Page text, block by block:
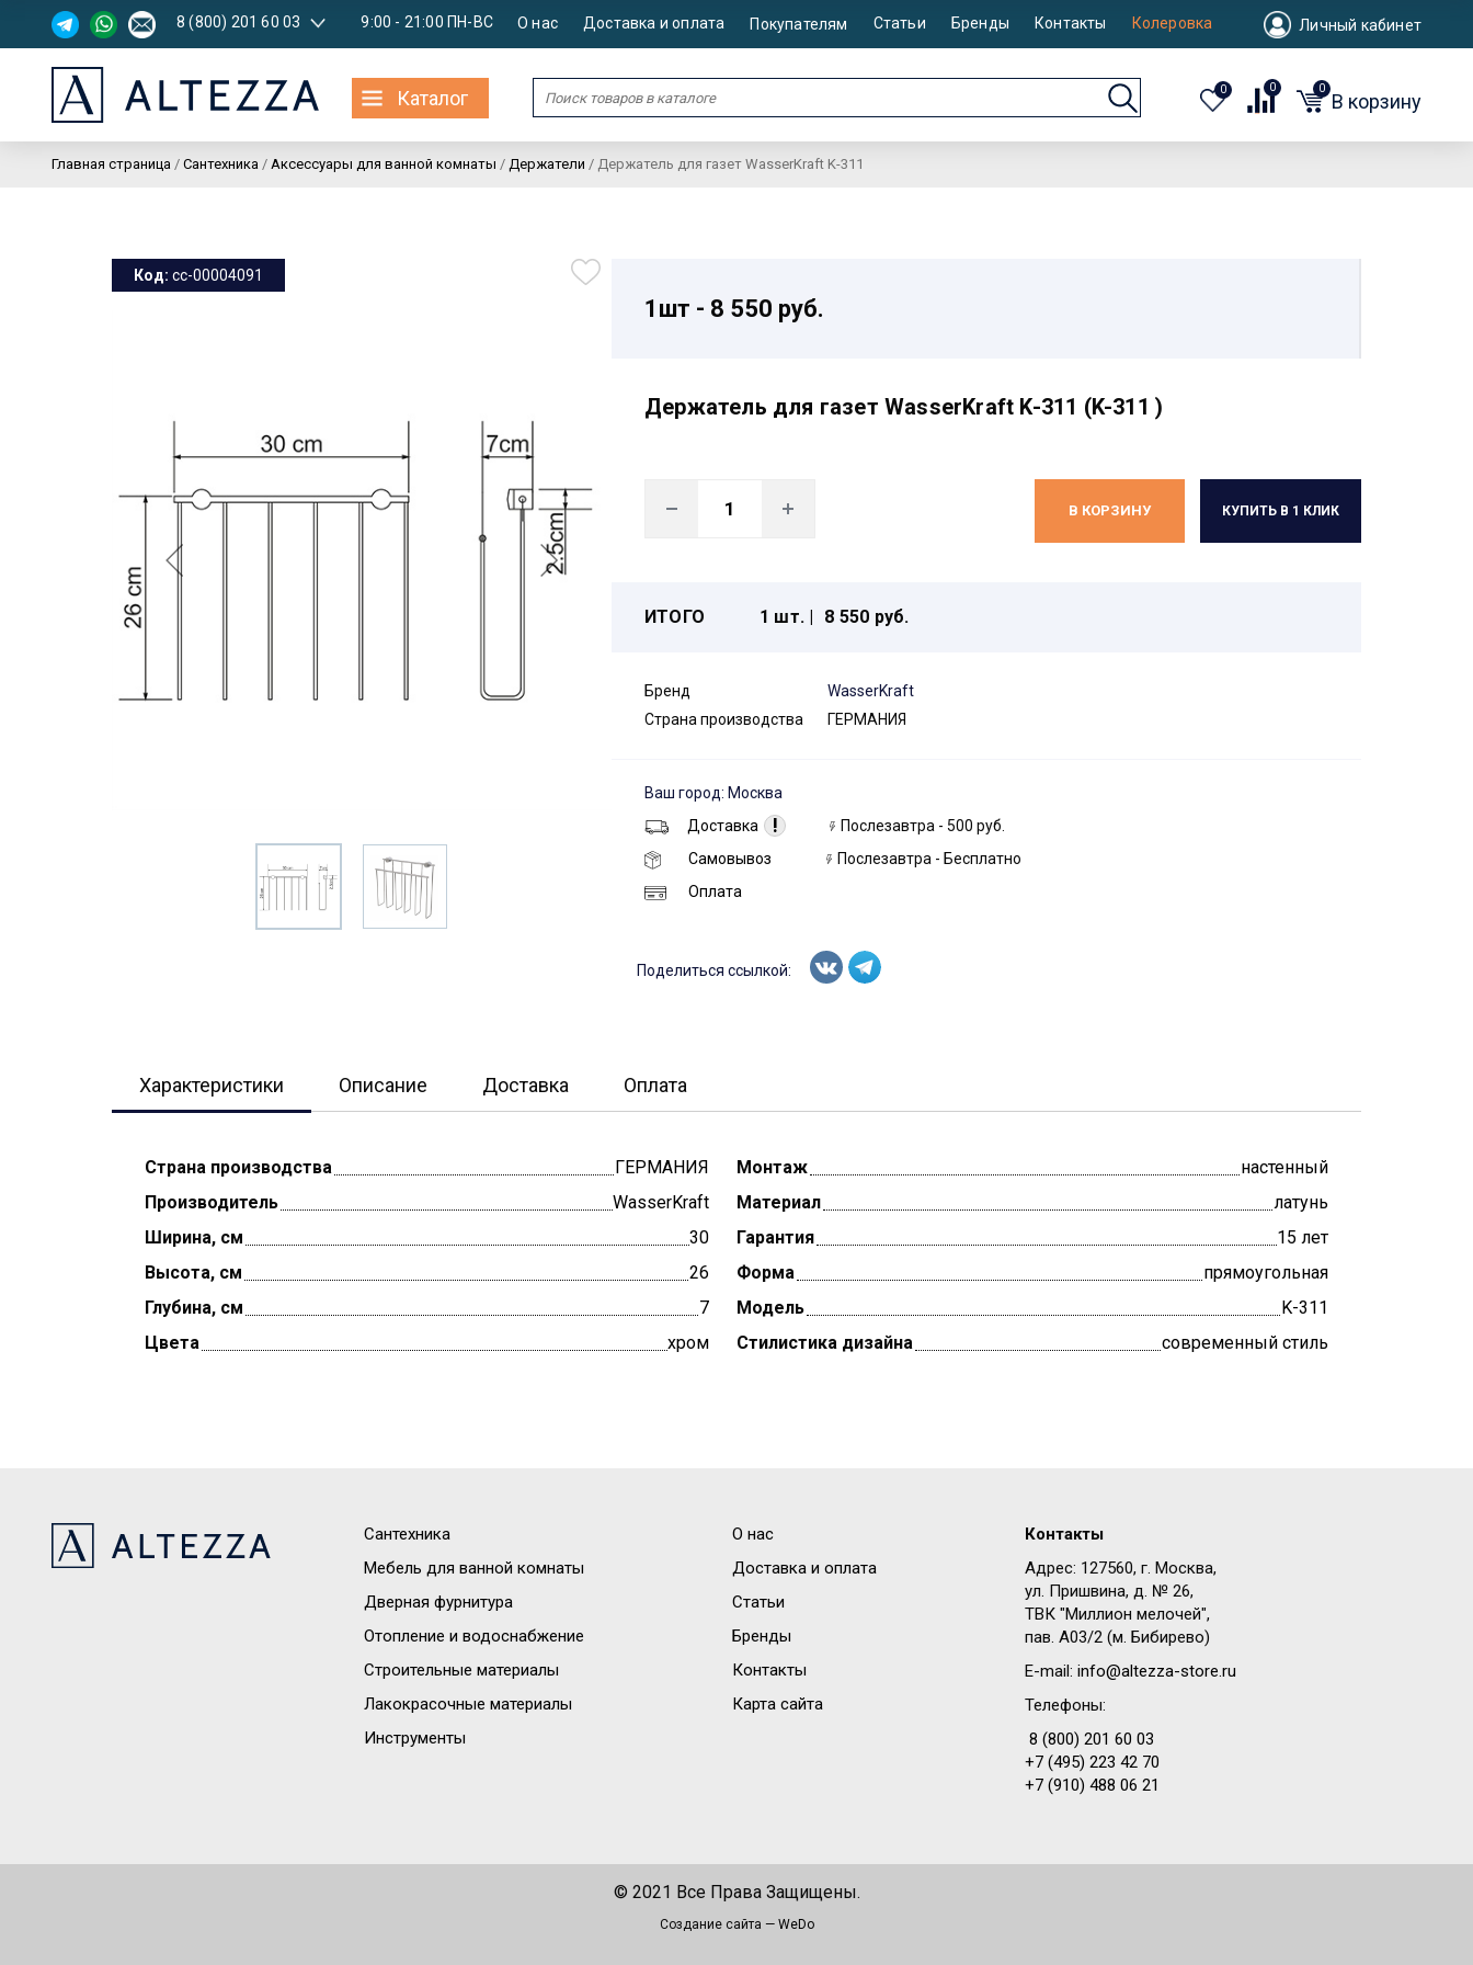
8 (800) 201 60 03 9:00 - 21:00 ПН-ВС О нас Доставка и оплата Покупателям Статьи Бренды Контакты Колеровка Личный кабинет
Каталог 0 0 0
В корзину
Главная страница / Сантехника / Аксессуары для ванной комнаты / Держатели / Держатель для газет WasserKraft K-311
Код: cc-00004091
1шт - 8 550 руб.
Держатель для газет WasserKraft K-311 (K-311 )
В КОРЗИНУ КУПИТЬ В 1 КЛИК
ИТОГО 1 шт. | 8 550 руб.
Бренд
WasserKraft
Страна производства
ГЕРМАНИЯ
Ваш город: Москва
Доставка
!
Послезавтра - 500 руб.
Самовывоз
Послезавтра - Бесплатно
Оплата
Поделиться ссылкой:
Характеристики Описание Доставка Оплата
Страна производства
ГЕРМАНИЯ
Производитель
WasserKraft
Ширина, см
30
Высота, см
26
Глубина, см
7
Цвета
хром
Монтаж
настенный
Материал
латунь
Гарантия
15 лет
Форма
прямоугольная
Модель
K-311
Стилистика дизайна
современный стиль
Сантехника
Мебель для ванной комнаты
Дверная фурнитура
Отопление и водоснабжение
Строительные материалы
Лакокрасочные материалы
Инструменты
О нас
Доставка и оплата
Статьи
Бренды
Контакты
Карта сайта
Контакты
Адрес: 127560, г. Москва,
ул. Пришвина, д. № 26,
ТВК "Миллион мелочей",
пав. A03/2 (м. Бибирево)
E-mail: info@altezza-store.ru
Телефоны:
8 (800) 201 60 03
+7 (495) 223 42 70
+7 (910) 488 06 21
© 2021 Все Права Защищены.
Создание сайта — WeDo